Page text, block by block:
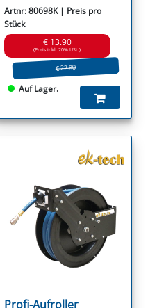
Artnr: 80698K | Preis pro
Stück
€ 13.90
(Preis inkl. 20% USt.)
€ 22.80
Auf Lager.
Profi-Aufroller